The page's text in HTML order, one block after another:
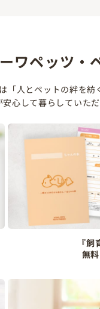
ワペッツ・
「人とペットの絆を紡
心して暮らしていた
『飼
無